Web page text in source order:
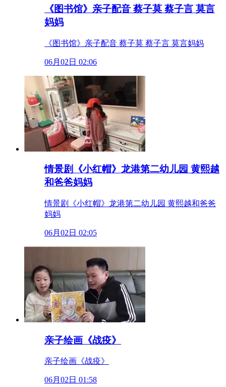
《图书馆》亲子配音 蔡子莫 蔡子言 莫言
妈妈
《图书馆》亲子配音 蔡子莫 蔡子言 莫言妈妈
06月02日 02:06
情景剧《小红帽》龙港第二幼儿园 黄熙越
和爸爸妈妈
情景剧《小红帽》龙港第二幼儿园 黄熙越和爸爸
妈妈
06月02日 02:05
亲子绘画《战疫》
亲子绘画《战疫》
06月02日 01:58